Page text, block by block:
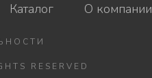
Каталог О компании
RESERVED